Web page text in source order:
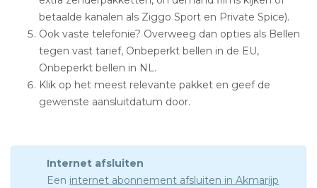
betaalde kanalen als Ziggo Sport en Private Spice).
Ook vaste telefonie? Overweeg dan opties als Bellen
tegen vast tarief, Onbeperkt bellen in de EU,
Onbeperkt bellen in NL.
Klik op het meest relevante pakket en geef de
gewenste aansluitdatum door.
Internet afsluiten
Een internet abonnement afsluiten in Akmarijp